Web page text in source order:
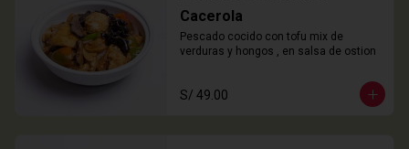
Cacerola
Pescado cocido con tofu mix de
verduras y hongos , en salsa de ostion
S/ 49.00